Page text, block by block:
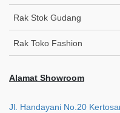
Rak Stok Gudang
Rak Toko Fashion
Alamat Showroom
Jl. Handayani No.20